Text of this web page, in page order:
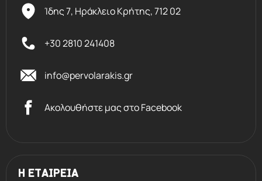
Ίδης 7, Ηράκλειο Kρήτης,712 02
+30 2810 241408
info@pervolarakis.gr
Ακολουθήστε μας στο Facebook
Η ΕΤΑΙΡΕΙΑ